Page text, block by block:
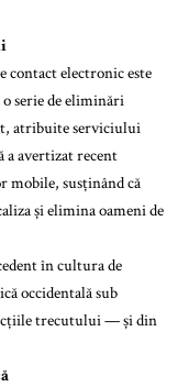
contact electronic este
serie de eliminări
atribuite serviciului
a avertizat recent
mobile, susținând că
și elimina oameni de
în cultura de
occidentală sub
trecutului — și din